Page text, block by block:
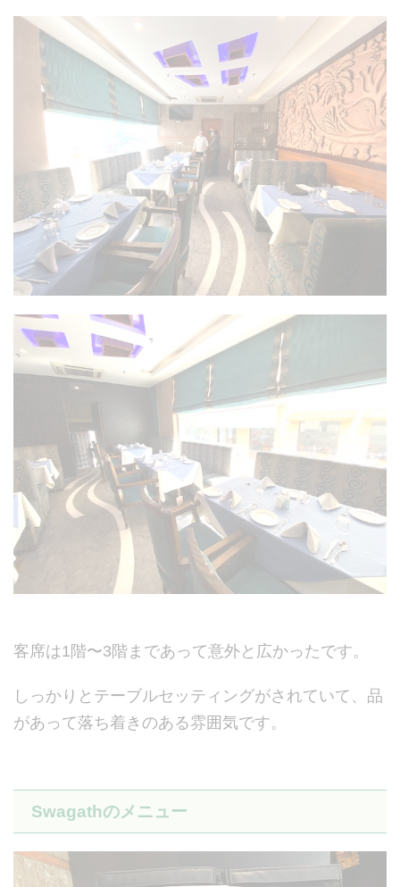
客席は1階〜3階まであって意外と広かったです。
しっかりとテーブルセッティングがされていて、品
があって落ち着きのある雰囲気です。
Swagathのメニュー